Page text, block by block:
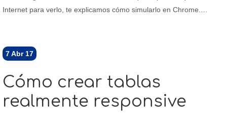
Internet para verlo, te explicamos cómo simularlo en Chrome.…
7Abr 17
Cómo crear tablas
realmente responsive